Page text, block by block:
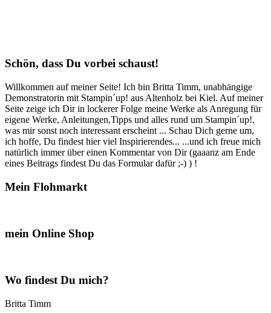
Schön, dass Du vorbei schaust!
Willkommen auf meiner Seite! Ich bin Britta Timm, unabhängige
Demonstratorin mit Stampin´up! aus Altenholz bei Kiel. Auf meiner
Seite zeige ich Dir in lockerer Folge meine Werke als Anregung für
eigene Werke, Anleitungen,Tipps und alles rund um Stampin´up!,
was mir sonst noch interessant erscheint ... Schau Dich gerne um,
ich hoffe, Du findest hier viel Inspirierendes... ...und ich freue mich
natürlich immer über einen Kommentar von Dir (gaaanz am Ende
eines Beitrags findest Du das Formular dafür ;-) ) !
Mein Flohmarkt
mein Online Shop
Wo findest Du mich?
Britta Timm